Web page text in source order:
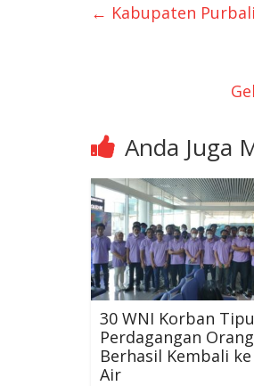
← Kabupaten
Anda Juga
30 WNI Korban Tipu
Perdagangan Orang
Berhasil Kembali
Air